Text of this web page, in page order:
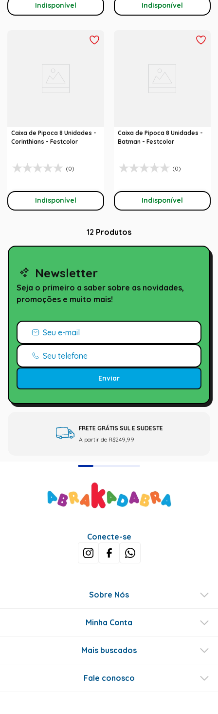
Indisponível Indisponível
Caixa de Pipoca 8 Unidades -
Corinthians - Festcolor
(0)
Indisponível
Caixa de Pipoca 8 Unidades -
Batman - Festcolor
(0)
Indisponível
12 Produtos
Newsletter
Seja o primeiro a saber sobre as novidades,
promoções e muito mais!
Enviar
FRETE GRÁTIS SUL E SUDESTE
A partir de R$249,99
Conecte-se
Sobre Nós
Minha Conta
Mais buscados
Fale conosco